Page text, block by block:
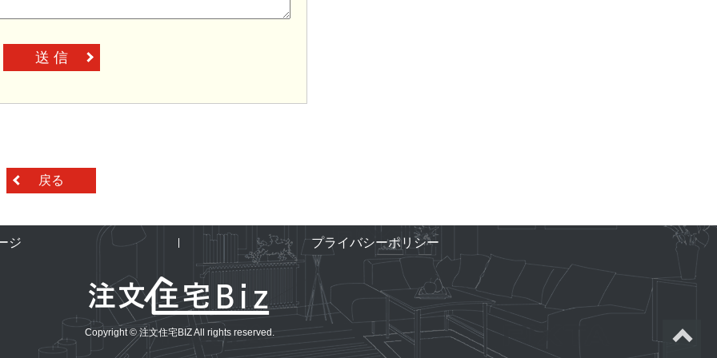
送 信
戻る
ジ プライバシーポリシー
Copyright © 注文住宅BIZ All rights reserved.